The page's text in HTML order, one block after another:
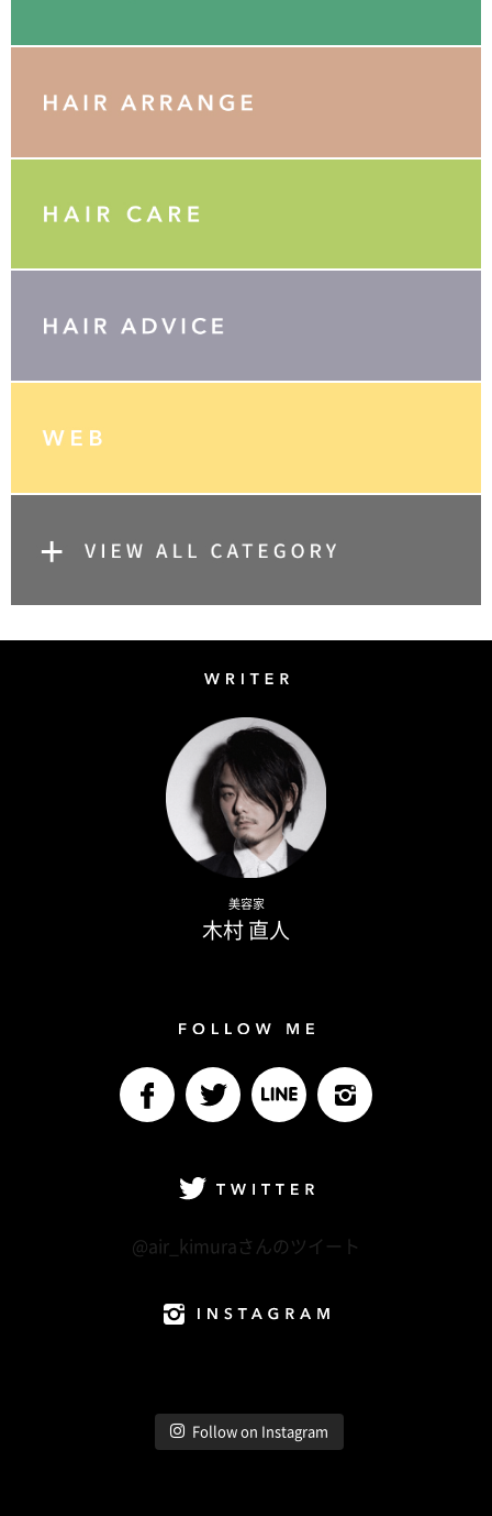
美容家
木村 直人
@air_kimuraさんのツイート
Follow on Instagram